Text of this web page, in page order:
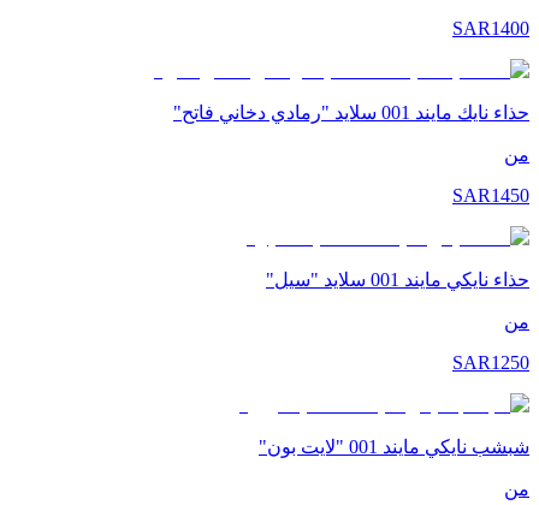
SAR1400
حذاء نايك مايند 001 سلايد "رمادي دخاني فاتح"
من
SAR1450
حذاء نايكي مايند 001 سلايد "سيل"
من
SAR1250
شبشب نايكي مايند 001 "لايت بون"
من